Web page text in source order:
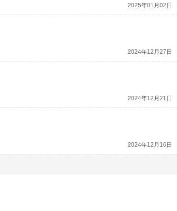
2025年01月02日
2024年12月27日
2024年12月21日
2024年12月16日